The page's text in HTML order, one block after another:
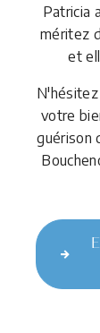
Patricia
méritez
et
votre
guérison